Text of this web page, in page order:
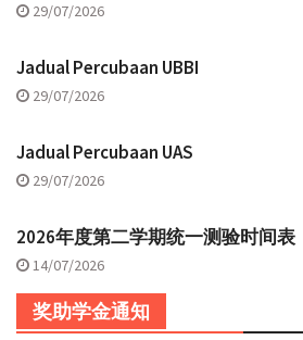
29/07/2026
Jadual Percubaan UBBI
29/07/2026
Jadual Percubaan UAS
29/07/2026
2026年度第二学期统一测验时间表
14/07/2026
奖助学金通知